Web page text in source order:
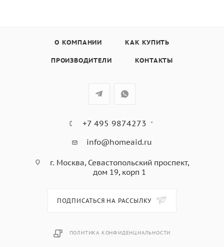
Microfibre 40ºC
О КОМПАНИИ КАК КУПИТЬ
ПРОИЗВОДИТЕЛИ КОНТАКТЫ
+7 495 9874273
info@homeaid.ru
г. Москва, Севастопольский проспект,
дом 19, корп 1
ПОДПИСАТЬСЯ НА РАССЫЛКУ
ПОЛИТИКА КОНФИДЕНЦИАЛЬНОСТИ